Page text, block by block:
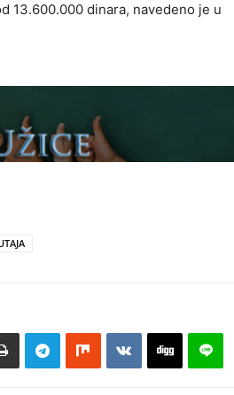
13.600.000 dinara, navedeno je u